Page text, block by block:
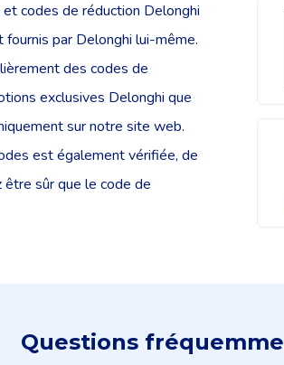
codes de réduction Delonghi
fournis par Delonghi lui-même.
des codes de
exclusives Delonghi que
sur notre site web.
est également vérifiée, de
sûr que le code de
Questions